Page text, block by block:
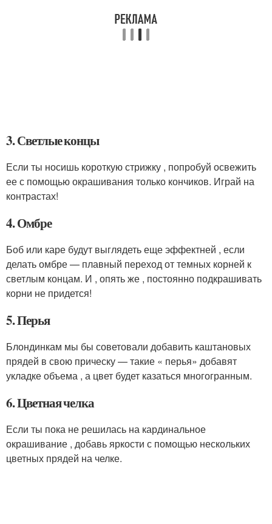
3. Светлые концы
Если ты носишь короткую стрижку , попробуй освежить
ее с помощью окрашивания только кончиков. Играй на
контрастах!
4. Омбре
Боб или каре будут выглядеть еще эффектней , если
делать омбре — плавный переход от темных корней к
светлым концам. И , опять же , постоянно подкрашивать
корни не придется!
5. Перья
Блондинкам мы бы советовали добавить каштановых
прядей в свою прическу — такие « перья» добавят
укладке объема , а цвет будет казаться многогранным.
6. Цветная челка
Если ты пока не решилась на кардинальное
окрашивание , добавь яркости с помощью нескольких
цветных прядей на челке.